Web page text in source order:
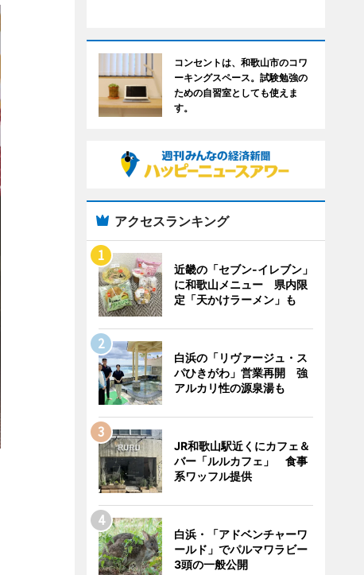
コンセントは、和歌山市のコワ
ーキングスペース。試験勉強の
ための自習室としても使えま
す。
アクセスランキング
近畿の「セブン-イレブン」
に和歌山メニュー 県内限
定「天かけラーメン」も
白浜の「リヴァージュ・ス
パひきがわ」営業再開 強
アルカリ性の源泉湯も
JR和歌山駅近くにカフェ＆
バー「ルルカフェ」 食事
系ワッフル提供
白浜・「アドベンチャーワ
ールド」でパルマワラビー
3頭の一般公開